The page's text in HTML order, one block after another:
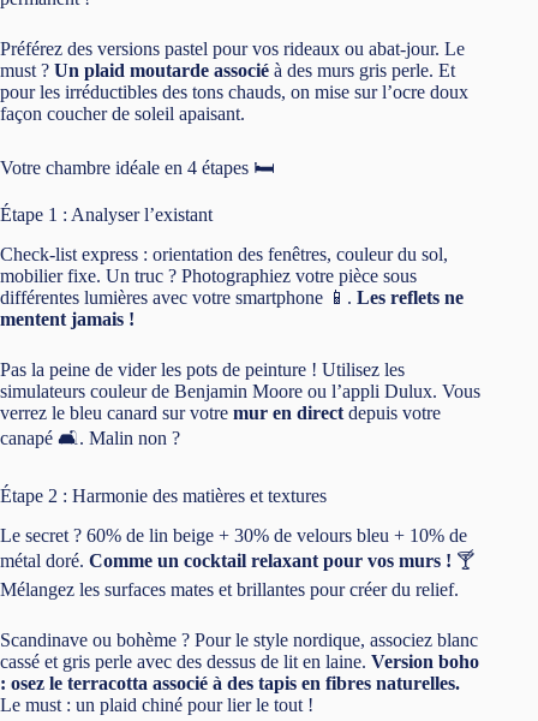
Préférez des versions pastel pour vos rideaux ou abat-jour. Le
must ? Un plaid moutarde associé à des murs gris perle. Et
pour les irréductibles des tons chauds, on mise sur l’ocre doux
façon coucher de soleil apaisant.
Votre chambre idéale en 4 étapes 🛏️
Étape 1 : Analyser l’existant
Check-list express : orientation des fenêtres, couleur du sol,
mobilier fixe. Un truc ? Photographiez votre pièce sous
différentes lumières avec votre smartphone 📱. Les reflets ne
mentent jamais !
Pas la peine de vider les pots de peinture ! Utilisez les
simulateurs couleur de Benjamin Moore ou l’appli Dulux. Vous
verrez le bleu canard sur votre mur en direct depuis votre
canapé 🛋️. Malin non ?
Étape 2 : Harmonie des matières et textures
Le secret ? 60% de lin beige + 30% de velours bleu + 10% de
métal doré. Comme un cocktail relaxant pour vos murs ! 🍸
Mélangez les surfaces mates et brillantes pour créer du relief.
Scandinave ou bohème ? Pour le style nordique, associez blanc
cassé et gris perle avec des dessus de lit en laine. Version boho
: osez le terracotta associé à des tapis en fibres naturelles.
Le must : un plaid chiné pour lier le tout !